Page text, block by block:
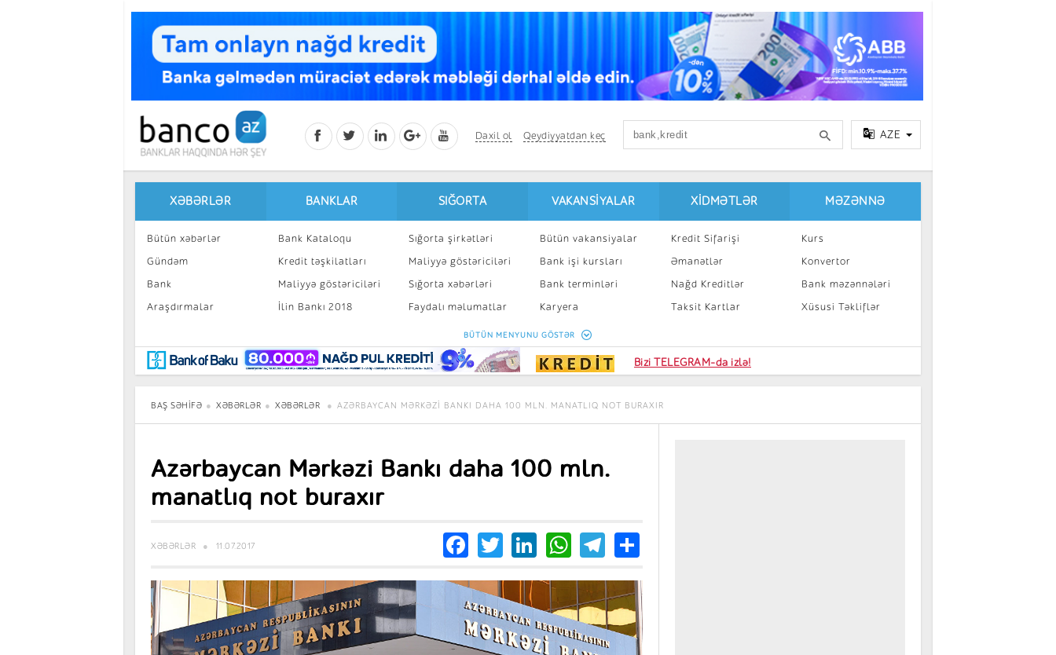
Daxil ol Qeydiyyatdan keç AZE
XƏBƏRLƏR
Bütün xəbərlər
Gündəm
Bank
Araşdırmalar
Maraqlı
BancoTV
Müsahibə
BANKLAR
Bank Kataloqu
Kredit təşkilatları
Maliyyə göstəriciləri
İlin Bankı 2018
SIĞORTA
Sığorta şirkətləri
Maliyyə göstəriciləri
Sığorta xəbərləri
Faydalı məlumatlar
Sığorta kalkulyatoru
VAKANSIYALAR
Bütün vakansiyalar
Bank işi kursları
Bank terminləri
Karyera
Peşakar inkişaf
XIDMƏTLƏR
Kredit Sifarişi
Əmanətlər
Nağd Kreditlər
Taksit Kartlar
Kart sifarişi
MƏZƏNNƏ
Kurs
Konvertor
Bank məzənnələri
Xüsusi Təkliflər
BÜTÜN MENYUNU GÖSTƏR
Bizi TELEGRAM-da izlə!
BAŞ SƏHIFƏ XƏBƏRLƏR XƏBƏRLƏR AZƏRBAYCAN MƏRKƏZI BANKI DAHA 100 MLN. MANATLIQ NOT BURAXIR
Azərbaycan Mərkəzi Bankı daha 100 mln.
manatlıq not buraxır
XƏBƏRLƏR 11.07.2017 Facebook
TwitterLinkedIn
WhatsApp
Telegram
Share